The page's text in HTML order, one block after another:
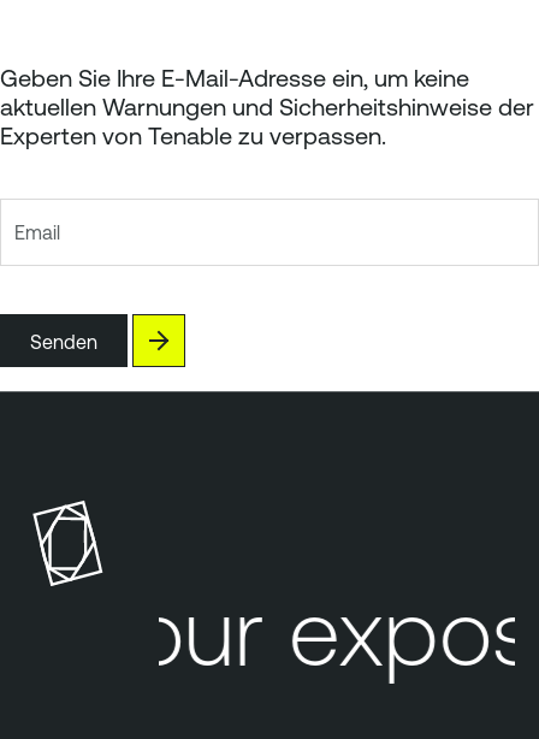
Geben Sie Ihre E-Mail-Adresse ein, um keine
aktuellen Warnungen und Sicherheitshinweise der
Experten von Tenable zu verpassen.
Email
Senden